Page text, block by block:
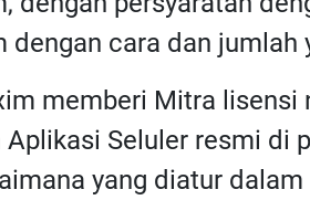
dengan cara dan
memberi Mitra lisensi
Seluler resmi di
yang diatur